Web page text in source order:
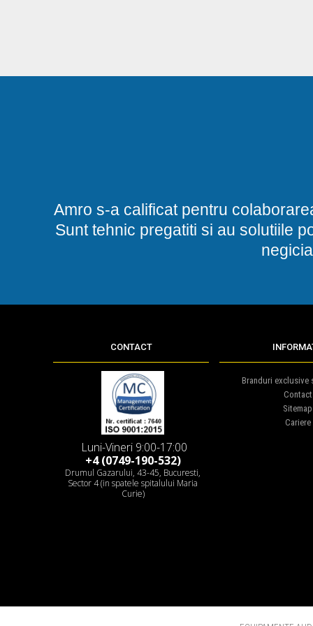
Amro s-a calificat pentru
Sunt tehnic pregatiti si au solutiile
CONTACT
Luni-Vineri 9:00-17:00
+4 (0749-190-532)
Drumul Gazarului, 43-45, Bucuresti,
Sector 4 (in spatele spitalului Maria
Curie)
Branduri exclusive
Contact
Sitemap
Cariere